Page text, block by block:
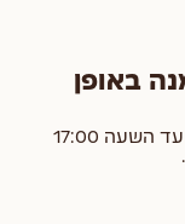
באופן
כן, ניתן לאסוף את ההזמנה בתיאום מראש עד השעה 17:00